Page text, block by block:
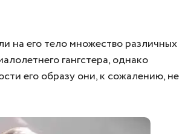
на его тело множество различных
гангстера, однако
его образу они, к сожалению, не